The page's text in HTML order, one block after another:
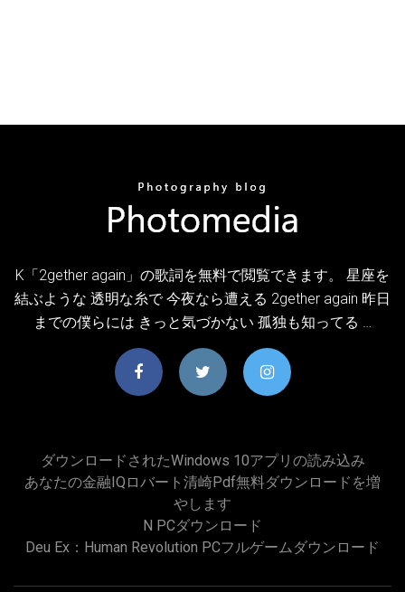
K「2gether again」の歌詞を無料で閲覧できます。 星座を
結ぶような 透明な糸で 今夜なら遭える 2gether again 昨日
までの僕らには きっと気づかない 孤独も知ってる …
ダウンロードされたWindows 10アプリの読み込み
あなたの金融IQロバート清崎pdf無料ダウンロードを増
やします
N PCダウンロード
Deu Ex：Human Revolution PCフルゲームダウンロード